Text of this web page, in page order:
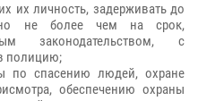
их личность, задерживать до
но не более чем на срок,
законодательством, с
полицию;
по спасению людей, охране
обеспечению охраны